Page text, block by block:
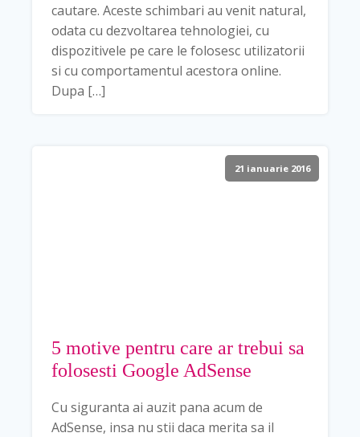
cautare. Aceste schimbari au venit natural,
odata cu dezvoltarea tehnologiei, cu
dispozitivele pe care le folosesc utilizatorii
si cu comportamentul acestora online.
Dupa […]
21 ianuarie 2016
5 motive pentru care ar trebui sa
folosesti Google AdSense
Cu siguranta ai auzit pana acum de
AdSense, insa nu stii daca merita sa il